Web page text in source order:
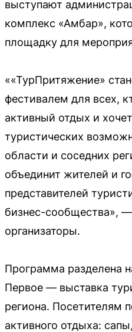
выступают
комплекс «Амбар»,
площадку для
««ТурПритяжение»
фестивалем для всех,
активный отдых и
туристических
области и соседних
объединит жителей и
представителей
бизнес-сообщества»,
организаторы.
Программа разделена
Первое — выставка
региона. Посетителям
активного отдыха: